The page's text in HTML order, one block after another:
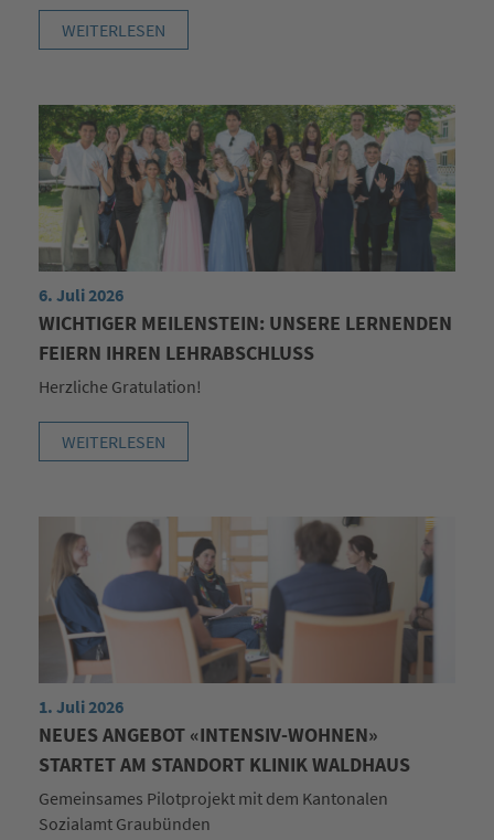
WEITERLESEN
6. Juli 2026
WICHTIGER MEILENSTEIN: UNSERE LERNENDEN
FEIERN IHREN LEHRABSCHLUSS
Herzliche Gratulation!
WEITERLESEN
1. Juli 2026
NEUES ANGEBOT «INTENSIV-WOHNEN»
STARTET AM STANDORT KLINIK WALDHAUS
Gemeinsames Pilotprojekt mit dem Kantonalen
Sozialamt Graubünden